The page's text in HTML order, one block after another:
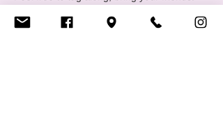
https://www.cigale.lu/groupe-de-sport-lgbtiq